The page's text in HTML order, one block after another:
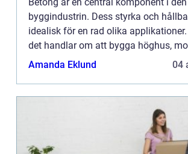
Betong är en central komponent i
byggindustrin. Dess styrka och
idealisk för en rad olika
det handlar om att bygga höghus,
eller broar, står beto...
Amanda Eklund 04